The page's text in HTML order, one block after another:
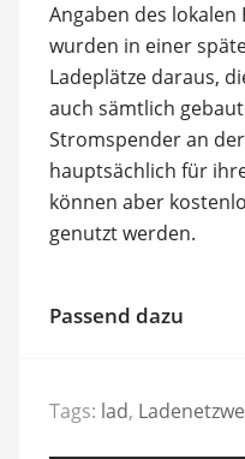
Angaben des
wurden in einer
Ladeplätze daraus,
auch sämtlich
Stromspender an
hauptsächlich für
können aber
genutzt werden.
Passend dazu
Tags: lad,